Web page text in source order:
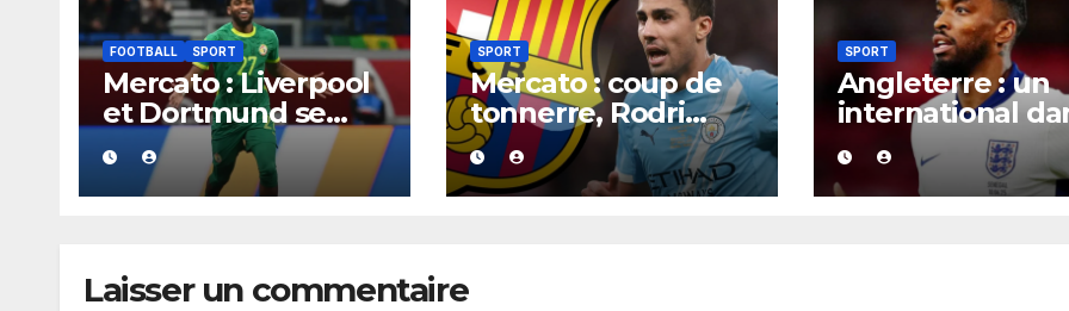
FOOTBALL SPORT
Mercato : Liverpool
et Dortmund se
positionnent en
favoris pour
recruter Ibrahim
SPORT
Mercato : coup de
tonnerre, Rodri
aurait trouvé un
accord XXL avec le
Barça pour un
SPORT
Angleterre : un
international
la tourmente,
poursuivi après
présumée
Laisser un commentaire